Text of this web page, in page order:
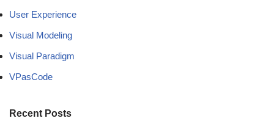
User Experience
Visual Modeling
Visual Paradigm
VPasCode
Recent Posts